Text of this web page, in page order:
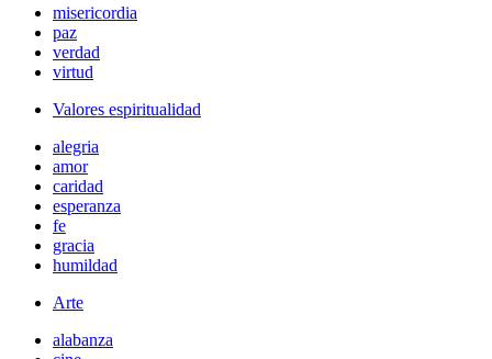
misericordia
paz
verdad
virtud
Valores espiritualidad
alegria
amor
caridad
esperanza
fe
gracia
humildad
Arte
alabanza